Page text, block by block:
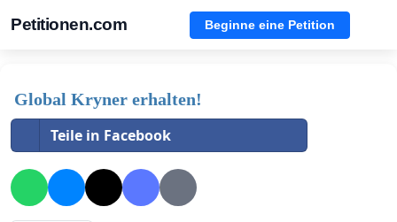
Petitionen.com Beginne eine Petition
Global Kryner erhalten!
Teile in Facebook